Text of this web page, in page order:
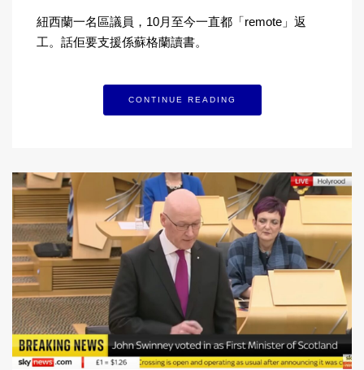
紐西蘭一名區議員，10月至今一直都「remote」返
工。話佢要支援係蘇格蘭讀書。
CONTINUE READING